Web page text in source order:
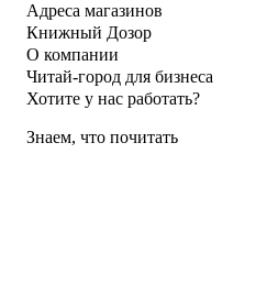
Адреса магазинов
Книжный Дозор
О компании
Читай-город для бизнеса
Хотите у нас работать?
Знаем, что почитать